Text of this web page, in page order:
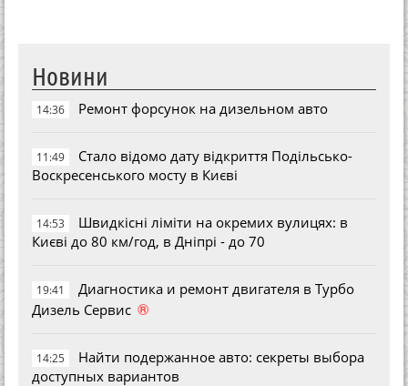
Новини
14:36 Ремонт форсунок на дизельном авто
11:49
Стало відомо дату відкриття Подільсько-
Воскресенського мосту в Києві
14:53
Швидкісні ліміти на окремих вулицях: в
Києві до 80 км/год, в Дніпрі - до 70
19:41
Диагностика и ремонт двигателя в Турбо
Дизель Сервис ®
14:25
Найти подержанное авто: секреты выбора
доступных вариантов